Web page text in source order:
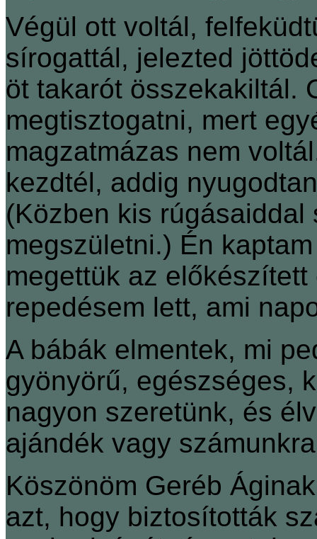
Végül ott voltál,
sírogattál, jelezted
öt takarót összekakiltál.
megtisztogatni, mert
magzatmázas nem
kezdtél, addig
(Közben kis
megszületni.) Én
megettük az
repedésem lett, ami
A bábák elmentek, mi
gyönyörű, egészséges,
nagyon szeretünk, és
ajándék vagy
Köszönöm Geréb
azt, hogy biztosították